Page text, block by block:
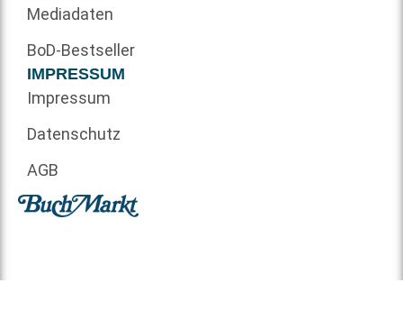
Mediadaten
BoD-Bestseller
IMPRESSUM
Impressum
Datenschutz
AGB